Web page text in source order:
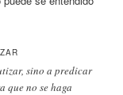
sino a predicar
que no se haga